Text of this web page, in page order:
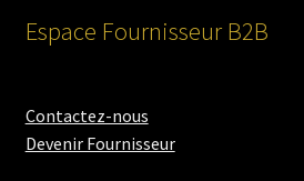
Espace Fournisseur B2B
Contactez-nous
Devenir Fournisseur